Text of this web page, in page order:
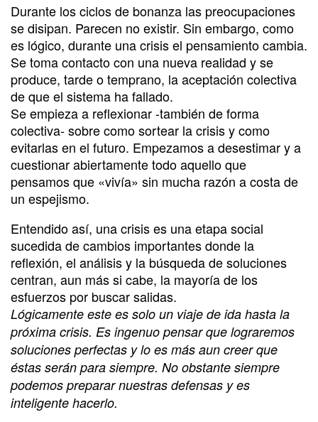
Durante los ciclos de bonanza las preocupaciones
se disipan. Parecen no existir. Sin embargo, como
es lógico, durante una crisis el pensamiento cambia.
Se toma contacto con una nueva realidad y se
produce, tarde o temprano, la aceptación colectiva
de que el sistema ha fallado.
Se empieza a reflexionar -también de forma
colectiva- sobre como sortear la crisis y como
evitarlas en el futuro. Empezamos a desestimar y a
cuestionar abiertamente todo aquello que
pensamos que «vivía» sin mucha razón a costa de
un espejismo.
Entendido así, una crisis es una etapa social
sucedida de cambios importantes donde la
reflexión, el análisis y la búsqueda de soluciones
centran, aun más si cabe, la mayoría de los
esfuerzos por buscar salidas.
Lógicamente este es solo un viaje de ida hasta la
próxima crisis. Es ingenuo pensar que lograremos
soluciones perfectas y lo es más aun creer que
éstas serán para siempre. No obstante siempre
podemos preparar nuestras defensas y es
inteligente hacerlo.